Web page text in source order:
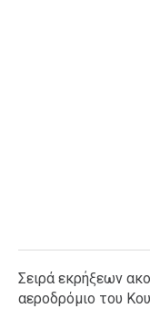
Σειρά εκρήξεων
αεροδρόμιο του